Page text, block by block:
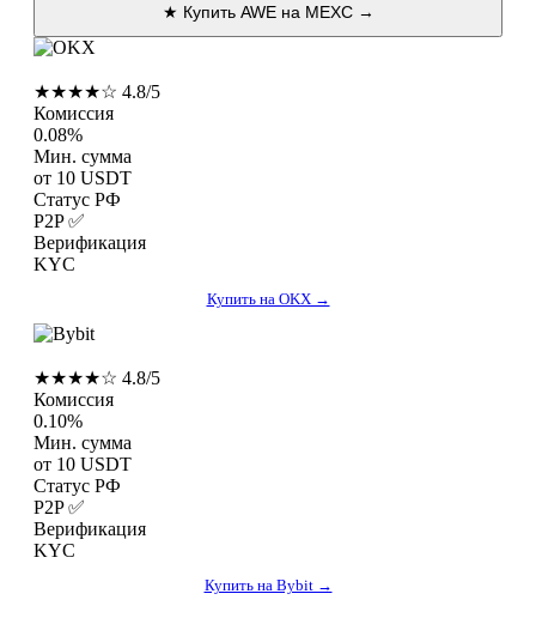
★ Купить AWE на MEXC →
★★★★☆ 4.8/5
Комиссия
0.08%
Мин. сумма
от 10 USDT
Статус РФ
P2P ✅
Верификация
KYC
Купить на OKX →
★★★★☆ 4.8/5
Комиссия
0.10%
Мин. сумма
от 10 USDT
Статус РФ
P2P ✅
Верификация
KYC
Купить на Bybit →